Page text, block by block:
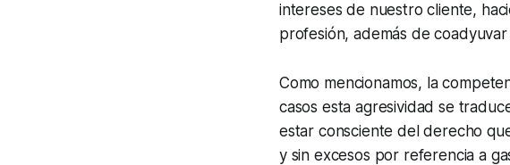
intereses de nuestro cliente,
profesión, además de
Como mencionamos, la
casos esta agresividad se
estar consciente del derecho
y sin excesos por referencia a